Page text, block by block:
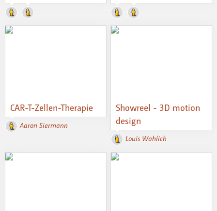
CAR-T-Zellen-Therapie
Aaron Siermann
Showreel - 3D motion
design
Louis Wahlich